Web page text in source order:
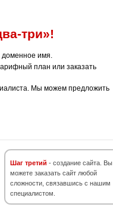
три»!
доменное имя.
план или заказать
Мы можем предложить
Шаг третий - создание сайта. Вы
можете заказать сайт любой
сложности, связавшись с нашим
специалистом.